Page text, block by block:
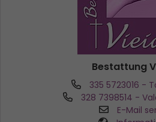
Bestattung
335 5723016 -
328 7398514 -
E-Mail